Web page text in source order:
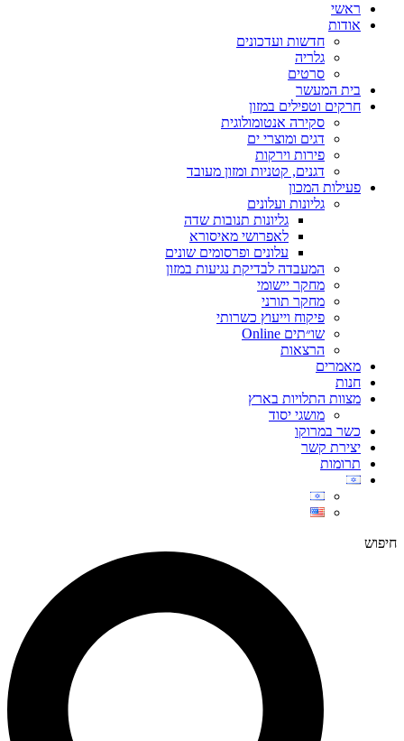
ראשי
אודות
חדשות ועדכונים
גלריה
סרטים
בית המעשר
חרקים וטפילים במזון
סקירה אנטומולוגית
דגים ומוצרי ים
פירות וירקות
דגנים, קטניות ומזון מעובד
פעילות המכון
גליונות ועלונים
גליונות תנובות שדה
לאפרושי מאיסורא
עלונים ופרסומים שונים
המעבדה לבדיקת נגיעות במזון
מחקר יישומי
מחקר תורני
פיקוח וייעוץ כשרותי
שו״תים Online
הרצאות
מאמרים
חנות
מצוות התלויות בארץ
מושגי יסוד
כשר במרוקו
יצירת קשר
תרומות
חיפוש